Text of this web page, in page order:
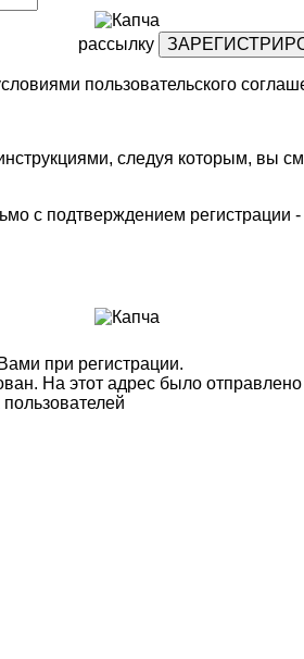
рассылку
пользовательского
следуя которым, вы
с подтверждением регистрации
при регистрации.
На этот адрес было